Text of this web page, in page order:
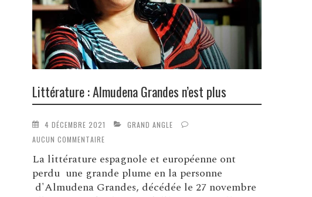
Littérature : Almudena Grandes n’est plus
4 DÉCEMBRE 2021
GRAND ANGLE
AUCUN COMMENTAIRE
La littérature espagnole et européenne ont
perdu une grande plume en la personne
d'Almudena Grandes, décédée le 27 novembre